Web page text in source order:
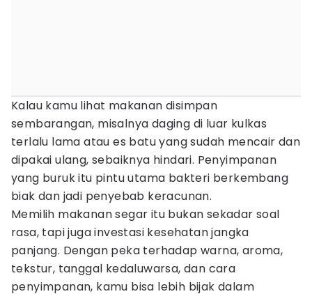
Kalau kamu lihat makanan disimpan
sembarangan, misalnya daging di luar kulkas
terlalu lama atau es batu yang sudah mencair dan
dipakai ulang, sebaiknya hindari. Penyimpanan
yang buruk itu pintu utama bakteri berkembang
biak dan jadi penyebab keracunan.
Memilih makanan segar itu bukan sekadar soal
rasa, tapi juga investasi kesehatan jangka
panjang. Dengan peka terhadap warna, aroma,
tekstur, tanggal kedaluwarsa, dan cara
penyimpanan, kamu bisa lebih bijak dalam